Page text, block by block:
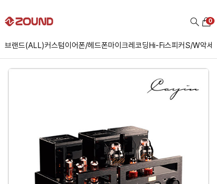
브랜드(ALL)커스텀이어폰/헤드폰마이크레코딩Hi-Fi스피커S/W악세
0